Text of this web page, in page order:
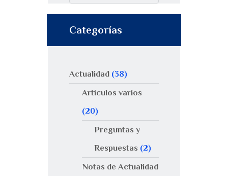
Categorías
Actualidad (38)
Artículos varios
(20)
Preguntas y
Respuestas (2)
Notas de Actualidad